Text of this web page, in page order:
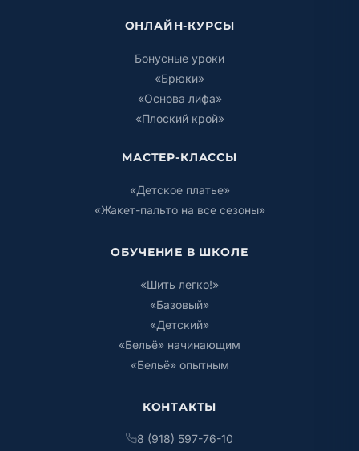
ОНЛАЙН-КУРСЫ
Бонусные уроки
«Брюки»
«Основа лифа»
«Плоский крой»
МАСТЕР-КЛАССЫ
«Детское платье»
«Жакет-пальто на все сезоны»
ОБУЧЕНИЕ В ШКОЛЕ
«Шить легко!»
«Базовый»
«Детский»
«Бельё» начинающим
«Бельё» опытным
КОНТАКТЫ
8 (918) 597-76-10